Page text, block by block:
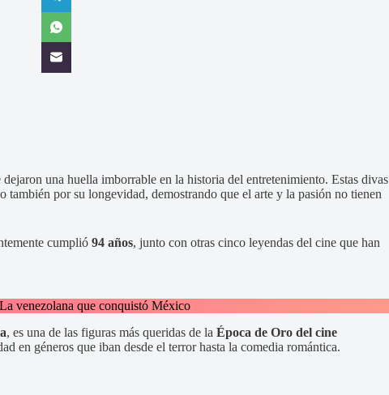
dejaron una huella imborrable en la historia del entretenimiento. Estas divas
también por su longevidad, demostrando que el arte y la pasión no tienen
cumplió 94 años, junto con otras cinco leyendas del cine que han
venezolana que conquistó México
, es una de las figuras más queridas de la Época de Oro del cine
en géneros que iban desde el terror hasta la comedia romántica.